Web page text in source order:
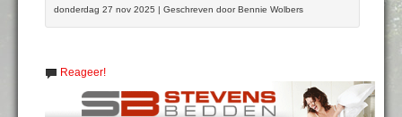
donderdag 27 nov 2025 | Geschreven door Bennie Wolbers
Reageer!